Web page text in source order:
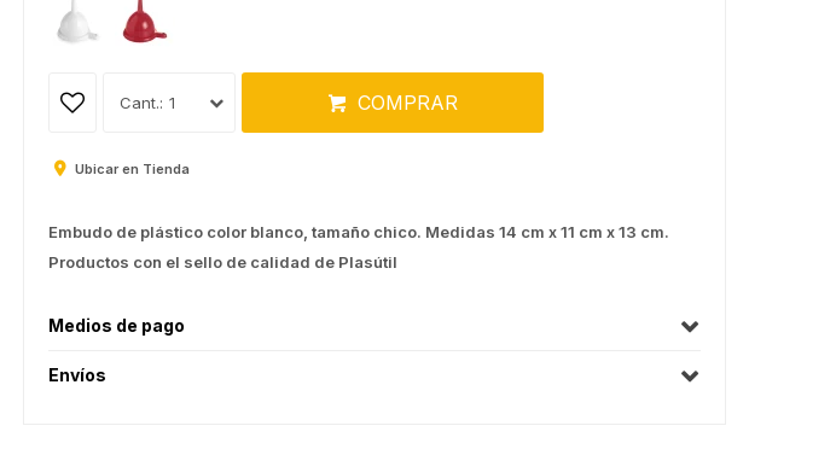
1 COMPRAR
Ubicar en Tienda
Embudo de plástico color blanco, tamaño chico. Medidas 14 cm x 11 cm x 13 cm.
Productos con el sello de calidad de Plasútil
Medios de pago
Envíos